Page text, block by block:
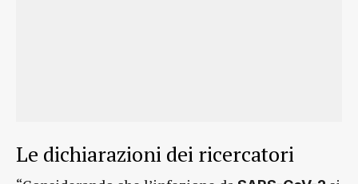
Le dichiarazioni dei ricercatori